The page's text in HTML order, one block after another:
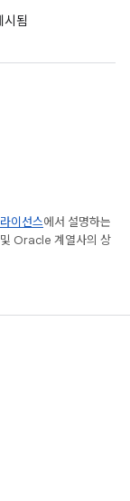
시됨
이선스에서 설명하는
Oracle 계열사의 상